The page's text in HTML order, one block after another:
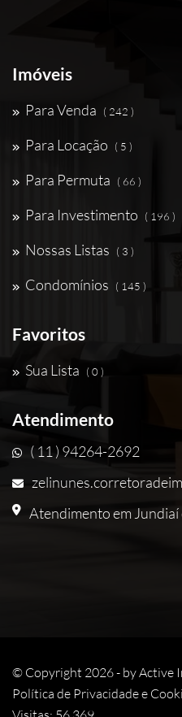
Imóveis
Para Venda ( 242 )
Para Locação ( 5 )
Para Permuta ( 66 )
Para Investimento ( 196 )
Nossas Listas ( 3 )
Condomínios ( 145 )
Favoritos
Sua Lista ( 0 )
Atendimento
( 11 ) 94264-2692
Atendimento em Jundiaí
© Copyright 2026 - byActive
Política de Privacidade e